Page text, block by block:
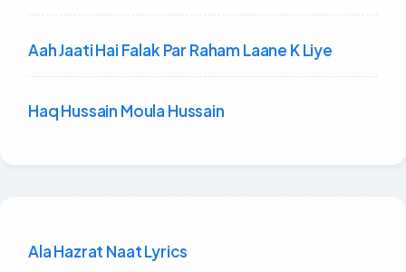
Aah Jaati Hai Falak Par Raham Laane K Liye
Haq Hussain Moula Hussain
Ala Hazrat Naat Lyrics